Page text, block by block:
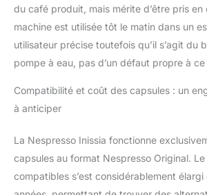
du café produit, mais mérite d’être pris en
machine est utilisée tôt le matin dans un
utilisateur précise toutefois qu’il s’agit du
pompe à eau, pas d’un défaut propre à ce
Compatibilité et coût des capsules : un
à anticiper
La Nespresso Inissia fonctionne
capsules au format Nespresso Original.
compatibles s’est considérablement